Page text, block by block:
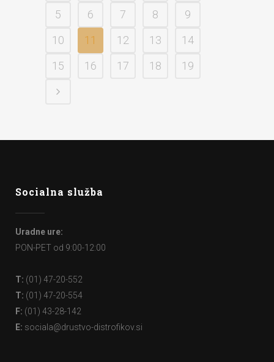
5
6 7 8
9
10
11 12 13
14
15
16 17 18 19
Socialna služba
Uradne ure:
PON-PET od 9:00-12:00
T: (01) 47-20-552
T: (01) 47-20-554
F: (01) 43-28-142
E: sociala@drustvo-distrofikov.si